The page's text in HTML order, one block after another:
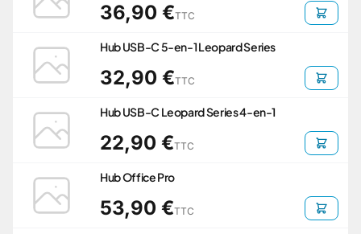
36,90 €TTC
Hub USB-C 5-en-1 Leopard Series
32,90 €TTC
Hub USB-C Leopard Series 4-en-1
22,90 €TTC
Hub Office Pro
53,90 €TTC